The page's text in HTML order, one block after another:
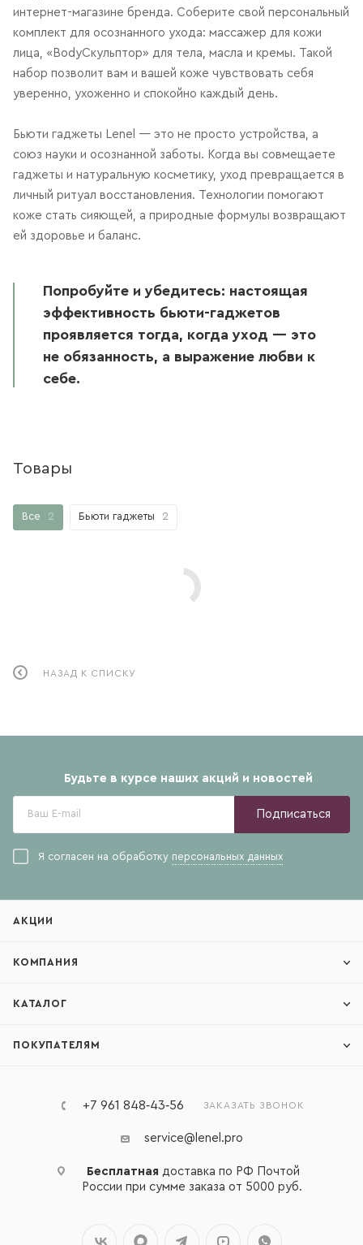
интернет-магазине бренда. Соберите свой персональный
комплект для осознанного ухода: массажер для кожи
лица, «BodyСкульптор» для тела, масла и кремы. Такой
набор позволит вам и вашей коже чувствовать себя
уверенно, ухоженно и спокойно каждый день.
Бьюти гаджеты Lenel — это не просто устройства, а
союз науки и осознанной заботы. Когда вы совмещаете
гаджеты и натуральную косметику, уход превращается в
личный ритуал восстановления. Технологии помогают
коже стать сияющей, а природные формулы возвращают
ей здоровье и баланс.
Попробуйте и убедитесь: настоящая
эффективность бьюти-гаджетов
проявляется тогда, когда уход — это
не обязанность, а выражение любви к
себе.
Товары
Все 2 Бьюти гаджеты 2
НАЗАД К СПИСКУ
Будьте в курсе наших акций и новостей
Подписаться
Я согласен на обработку персональных данных
АКЦИИ
КОМПАНИЯ
КАТАЛОГ
ПОКУПАТЕЛЯМ
+7 961 848‑43‑56 ЗАКАЗАТЬ ЗВОНОК
service@lenel.pro
Бесплатная доставка по РФ Почтой
России при сумме заказа от 5000 руб.